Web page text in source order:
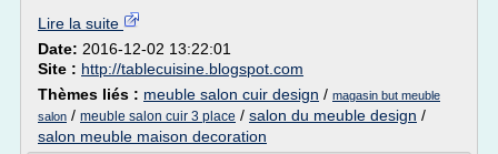
Lire la suite
Date: 2016-12-02 13:22:01
Site : http://tablecuisine.blogspot.com
Thèmes liés : meuble salon cuir design / magasin but meuble
salon / meuble salon cuir 3 place / salon du meuble design /
salon meuble maison decoration